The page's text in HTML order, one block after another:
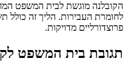
הקובלנה מוגשת לבית המשפט
לחומרת העבירות. הליך זה כולל
פרוצדורליים מדויקות.
תגובת בית המשפט